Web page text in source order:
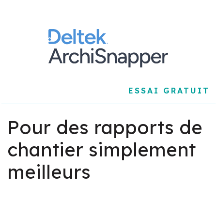
ESSAI GRATUIT
Pour des rapports de
chantier simplement
meilleurs